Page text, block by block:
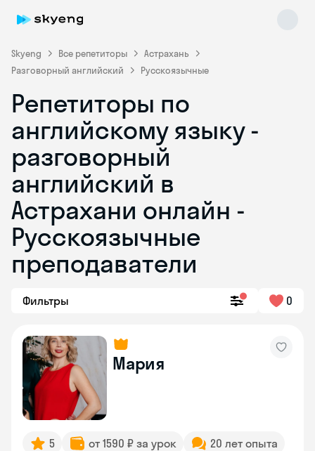
Skyeng Все репетиторы
Астрахань
Разговорный английский
Русскоязычные
Репетиторы по
английскому языку -
разговорный
английский в
Астрахани онлайн -
Русскоязычные
преподаватели
Фильтры 0
Мария
5 от 1590 ₽ за урок
20 лет опыта
Skyeng Chat